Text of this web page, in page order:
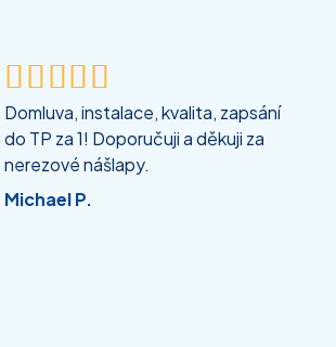

Domluva, instalace, kvalita, zapsání
do TP za 1! Doporučuji a děkuji za
nerezové nášlapy.
Michael P.